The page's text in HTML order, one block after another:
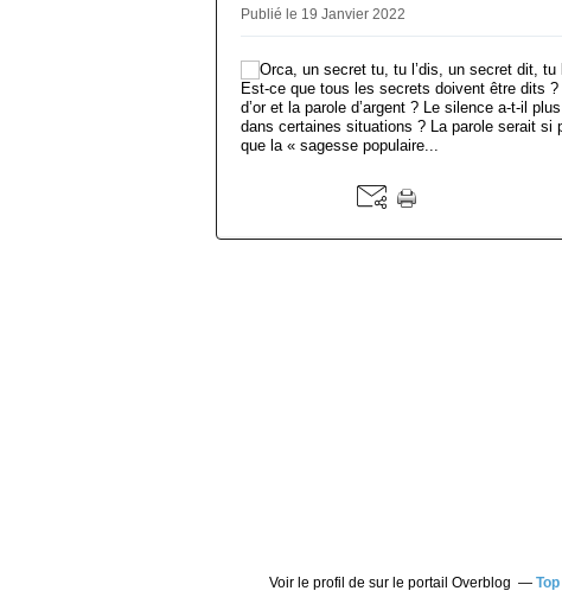
Publié le 19 Janvier 2022
Est-ce que tous les secrets doivent être dits
d’or et la parole d’argent ? Le silence a-t-il
dans certaines situations ? La parole serait si
que la « sagesse populaire...
Voir le profil de sur le portail Overblog